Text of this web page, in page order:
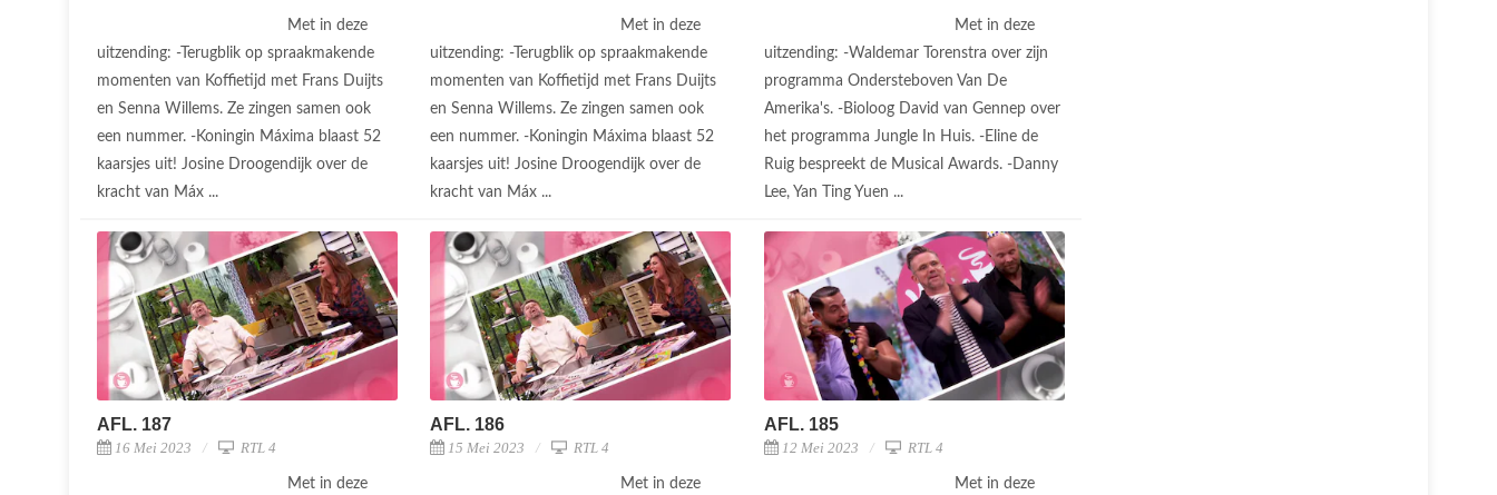
Met in deze
uitzending: -Terugblik op spraakmakende
momenten van Koffietijd met Frans Duijts
en Senna Willems. Ze zingen samen ook
een nummer. -Koningin Máxima blaast 52
kaarsjes uit! Josine Droogendijk over de
kracht van Máx ...
Met in deze
uitzending: -Terugblik op spraakmakende
momenten van Koffietijd met Frans Duijts
en Senna Willems. Ze zingen samen ook
een nummer. -Koningin Máxima blaast 52
kaarsjes uit! Josine Droogendijk over de
kracht van Máx ...
Met in deze
uitzending: -Waldemar Torenstra over zijn
programma Ondersteboven Van De
Amerika's. -Bioloog David van Gennep over
het programma Jungle In Huis. -Eline de
Ruig bespreekt de Musical Awards. -Danny
Lee, Yan Ting Yuen ...
AFL. 187
16 Mei 2023 RTL 4
Met in deze
AFL. 186
15 Mei 2023 RTL 4
Met in deze
AFL. 185
12 Mei 2023 RTL 4
Met in deze